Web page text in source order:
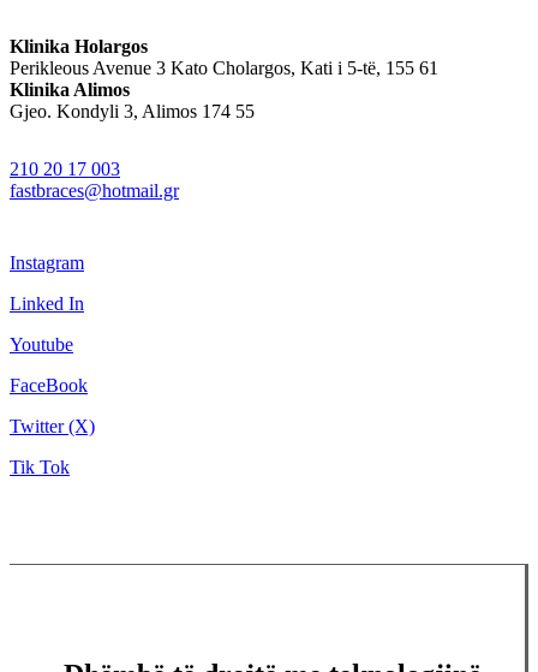
Klinika Holargos
Perikleous Avenue 3 Kato Cholargos, Kati i 5-të, 155 61
Klinika Alimos
Gjeo. Kondyli 3, Alimos 174 55
210 20 17 003
fastbraces@hotmail.gr
Instagram
Linked In
Youtube
FaceBook
Twitter (X)
Tik Tok